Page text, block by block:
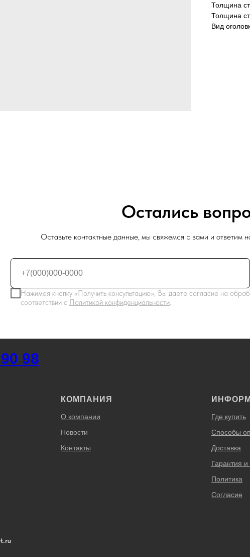
Толщина
Толщина
Вид
Остались
Оставьте контактные данные, мы свяжемся с вами и ответим
Нажимая кнопку «Получить консультацию», Вы даете согласие на
соответствии с Политикой конфиденциальности.
98
КОМПАНИЯ
О компании
Новости
Контакты
Где купить
Способы
Доставка
Гарантия и
Политика
Согласие